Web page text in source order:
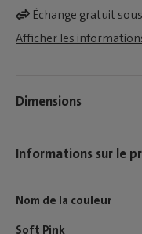
Échange gratuit
Afficher les
Dimensions
Informations sur le
Nom de la couleur
Soft Pink